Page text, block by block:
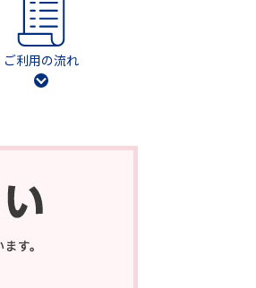
ご利用の流れ